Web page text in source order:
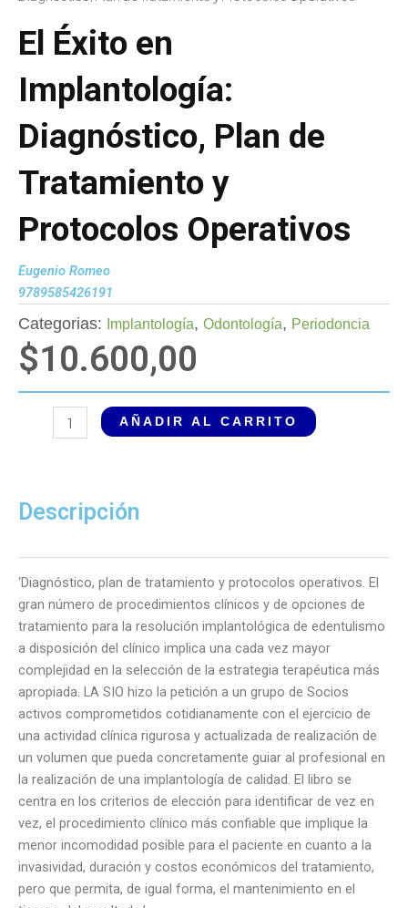
El Éxito en
Implantología:
Diagnóstico, Plan de
Tratamiento y
Protocolos Operativos
Eugenio Romeo
9789585426191
Categorias: Implantología, Odontología, Periodoncia
$10.600,00
Diagnóstico,
y
Protocolos
Operativos
cantidad
AÑADIR AL CARRITO
Descripción
‘Diagnóstico, plan de tratamiento y protocolos operativos. El
gran número de procedimientos clínicos y de opciones de
tratamiento para la resolución implantológica de edentulismo
a disposición del clínico implica una cada vez mayor
complejidad en la selección de la estrategia terapéutica más
apropiada. LA SIO hizo la petición a un grupo de Socios
activos comprometidos cotidianamente con el ejercicio de
una actividad clínica rigurosa y actualizada de realización de
un volumen que pueda concretamente guiar al profesional en
la realización de una implantología de calidad. El libro se
centra en los criterios de elección para identificar de vez en
vez, el procedimiento clínico más confiable que implique la
menor incomodidad posible para el paciente en cuanto a la
invasividad, duración y costos económicos del tratamiento,
pero que permita, de igual forma, el mantenimiento en el